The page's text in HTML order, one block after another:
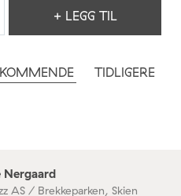
+ LEGG TIL
KOMMENDE TIDLIGERE
Nergaard
AS / Brekkeparken, Skien